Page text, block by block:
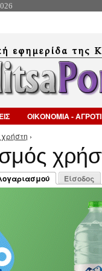
ΟΙΚΟΝΟΜΙΑ -
›
καρτέλεςΕίσοδος